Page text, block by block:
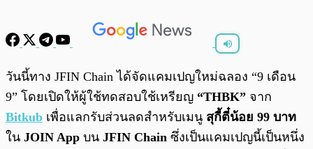
0:00
วันนี้ทาง JFIN Chain ได้จัดแคมเปญใหม่ฉลอง “9 เดือน
9” โดยเปิดให้ผู้ใช้ทดสอบใช้เหรียญ “THBK” จาก
Bitkub เพื่อแลกรับส่วนลดสำหรับเมนู สุกี้ตี๋น้อย 99 บาท
ใน JOIN App บน JFIN Chain ซึ่งเป็นแคมเปญนี้เป็นหนึ่ง